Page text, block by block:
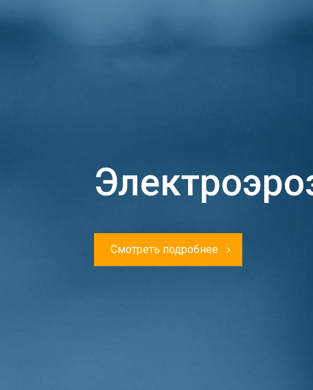
Смотреть подробнее